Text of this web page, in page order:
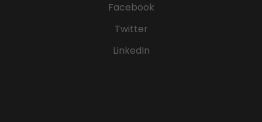
Facebook
Twitter
LinkedIn